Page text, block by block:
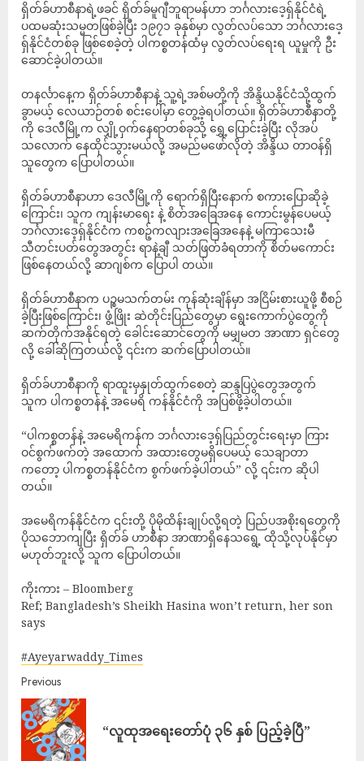
ရှိတ်ခ်ဟာစီနာရဲ့ဖခင် ရှိတ်ခ်မူဂျီဘူရာမန်ဟာ ဘင်္ဂလားဒေ့ရှ်နိုင်ငံရဲ့
ပထမဆုံးသမ္မတဖြစ်ခဲ့ပြီး ၁၉၇၁ ခုနှစ်မှာ လွတ်လပ်သော ဘင်္ဂလားဒေ့
ရှ်နိုင်ငံတစ်ခု ဖြစ်စေခဲ့တဲ့ ပါကစ္စတန်ထံမှ လွတ်လပ်ရေးရ ယူမှုကို ဦး
ဆောင်ခဲ့ပါတယ်။
တနင်္လာနေ့က ရှိတ်ခ်ဟာစီနာနဲ့ သူ့ရဲ့အစ်မတို့ကို အိန္ဒိယနိုင်ငံသို့ထွက်
ခွာမယ့် လေယာဉ်တစ် စင်းပေါ်မှာ တွေ့ခဲ့ရပါတယ်။ ရှိတ်ခ်ဟာစီနာတို့
ကို ဒေလီမြို့က လျှို့ဝှက်နေရာတစ်ခုသို့ ရွှေ့ပြောင်းခဲ့ပြီး လိုအပ်
သလောက် နေထိုင်သွားမယ်လို့ အမည်မဖော်လိုတဲ့ အိန္ဒိယ တာဝန်ရှိ
သူတွေက ပြောပါတယ်။
ရှိတ်ခ်ဟာစီနာဟာ ဒေလီမြို့ကို ရောက်ရှိပြီးနောက် စကားပြောဆိုခဲ့
ကြောင်း၊ သူက ကျန်းမာရေး နဲ့ စိတ်အခြေအနေ ကောင်းမွန်ပေမယ့်
ဘင်္ဂလားဒေ့ရှ်နိုင်ငံက ကစဉ့်ကလျားအခြေအနေနဲ့ မကြာသေးမီ
သီတင်းပတ်တွေအတွင်း ရာနဲ့ချီ သတ်ဖြတ်ခံရတာကို စိတ်မကောင်း
ဖြစ်နေတယ်လို့ ဆာဂျစ်က ပြောပါ တယ်။
ရှိတ်ခ်ဟာစီနာက ပဉ္စမသက်တမ်း ကုန်ဆုံးချိန်မှာ အငြိမ်းစားယူဖို့ စီစဉ်
ခဲ့ပြီးဖြစ်ကြောင်း၊ ဖွံ့ဖြိုး ဆဲတိုင်းပြည်တွေမှာ ရွေးကောက်ပွဲတွေကို
ဆက်တိုက်အနိုင်ရတဲ့ ခေါင်းဆောင်တွေကို မမျှမတ အာဏာ ရှင်တွေ
လို့ ခေါ်ဆိုကြတယ်လို့ ၎င်းက ဆက်ပြောပါတယ်။
ရှိတ်ခ်ဟာစီနာကို ရာထူးမှနှုတ်ထွက်စေတဲ့ ဆန္ဒပြပွဲတွေအတွက်
သူက ပါကစ္စတန်နဲ့ အမေရိ ကန်နိုင်ငံကို အပြစ်ဖို့ခဲ့ပါတယ်။
“ပါကစ္စတန်နဲ့ အမေရိကန်က ဘင်္ဂလားဒေ့ရှ်ပြည်တွင်းရေးမှာ ကြား
ဝင်စွက်ဖက်တဲ့ အထောက် အထားတွေမရှိပေမယ့် သေချာတာ
ကတော့ ပါကစ္စတန်နိုင်ငံက စွက်ဖက်ခဲ့ပါတယ်” လို့ ၎င်းက ဆိုပါ
တယ်။
အမေရိကန်နိုင်ငံက ၎င်းတို့ ပိုမိုထိန်းချုပ်လို့ရတဲ့ ပြည်ပအစိုးရတွေကို
ပိုသဘောကျပြီး ရှိတ်ခ် ဟာစီနာ အာဏာရှိနေသရွေ့ ထိုသို့လုပ်နိုင်မှာ
မဟုတ်ဘူးလို့ သူက ပြောပါတယ်။
ကိုးကား – Bloomberg
Ref; Bangladesh’s Sheikh Hasina won’t return, her son
says
#Ayeyarwaddy_Times
Previous
“လူထုအရေးတော်ပုံ ၃၆ နှစ် ပြည့်ခဲ့ပြီ”